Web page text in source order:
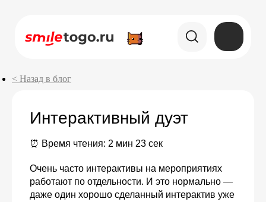
< Назад в блог
Интерактивный дуэт
⏰ Время чтения: 2 мин 23 сек
Очень часто интерактивы на мероприятиях
работают по отдельности. И это нормально —
даже один хорошо сделанный интерактив уже